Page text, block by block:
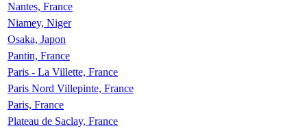
Nantes, France
Niamey, Niger
Osaka, Japon
Pantin, France
Paris - La Villette, France
Paris Nord Villepinte, France
Paris, France
Plateau de Saclay, France